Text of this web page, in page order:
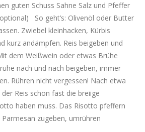
guten Schuss Sahne Salz und Pfeffer
oder Butter
Zwiebel kleinhacken, Kürbis
kurz andämpfen. Reis beigeben und
dem Weißwein oder etwas Brühe
nach und nach beigeben, immer
Rühren nicht vergessen! Nach etwa
Reis schon fast die breiige
haben muss. Das Risotto pfeffern
zugeben, umrühren